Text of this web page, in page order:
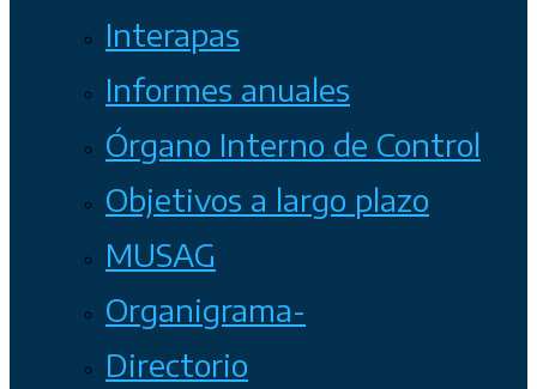
Interapas
Informes anuales
Órgano Interno de Control
Objetivos a largo plazo
MUSAG
Organigrama-
Directorio